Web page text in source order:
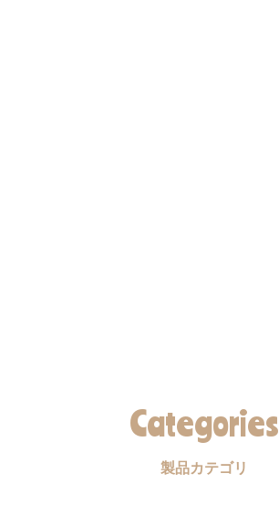
Categories
製品カテゴリ